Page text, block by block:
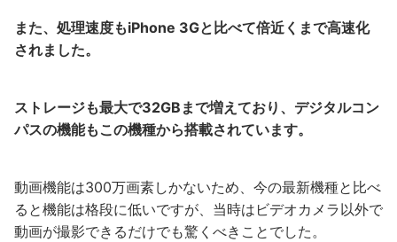
また、処理速度もiPhone 3Gと比べて倍近くまで高速化
されました。
ストレージも最大で32GBまで増えており、デジタルコン
パスの機能もこの機種から搭載されています。
動画機能は300万画素しかないため、今の最新機種と比べ
ると機能は格段に低いですが、当時はビデオカメラ以外で
動画が撮影できるだけでも驚くべきことでした。